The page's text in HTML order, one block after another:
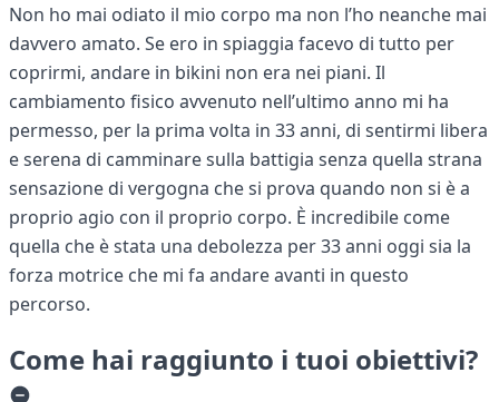
Non ho mai odiato il mio corpo ma non l’ho neanche mai
davvero amato. Se ero in spiaggia facevo di tutto per
coprirmi, andare in bikini non era nei piani. Il
cambiamento fisico avvenuto nell’ultimo anno mi ha
permesso, per la prima volta in 33 anni, di sentirmi libera
e serena di camminare sulla battigia senza quella strana
sensazione di vergogna che si prova quando non si è a
proprio agio con il proprio corpo. È incredibile come
quella che è stata una debolezza per 33 anni oggi sia la
forza motrice che mi fa andare avanti in questo
percorso.
Come hai raggiunto i tuoi obiettivi?